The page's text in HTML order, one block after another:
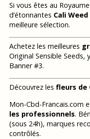
Si vous êtes au
d’étonnantes Cali
meilleure sélection.
Achetez les meilleures
Original Sensible Seeds,
Banner #3.
Découvrez les fleurs de
Mon-Cbd-Francais.com
les professionnels.
(sous 24h), marques
contrôlés.